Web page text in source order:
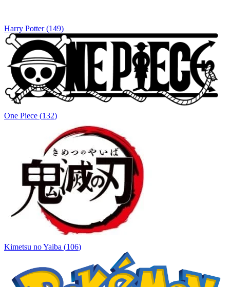
Harry Potter (149)
One Piece (132)
Kimetsu no Yaiba (106)